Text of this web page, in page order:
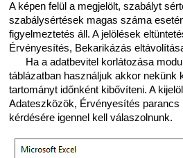
A képen felül a megjelölt, szabályt
szabálysértések magas száma
figyelmeztetés áll. A jelölések
Érvényesítés, Bekarikázás
Ha a adatbevitel korlátozása
táblázatban használjuk akkor nekünk
tartományt időnként kibővíteni. A
Adateszközök, Érvényesítés parancs
kérdésére igennel kell válaszolnunk.